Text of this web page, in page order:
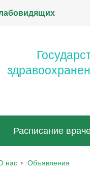
Расписание
нас Объявления